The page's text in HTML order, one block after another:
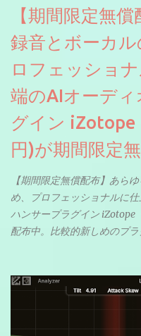
【期間限定無
録音とボーカ
ロフェッショ
端のAIオーデ
グイン iZotope
円)が期間限定
【期間限定無償配布】あら
め、プロフェッショナルに
ハンサープラグイン iZotope
配布中。比較的新しめのプ